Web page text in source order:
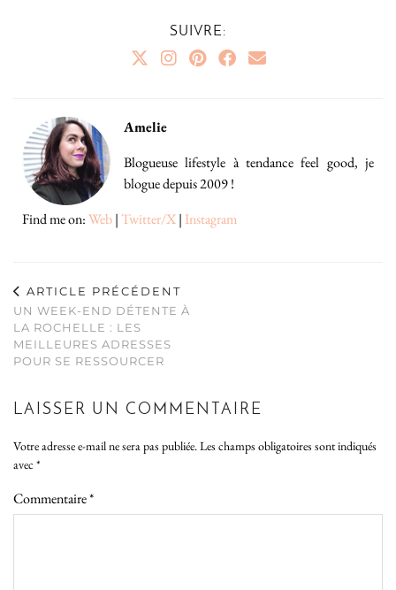
SUIVRE:
Amelie
Blogueuse lifestyle à tendance feel good, je
blogue depuis 2009 !
Find me on:Web|Twitter/X| Instagram
ARTICLE PRÉCÉDENT
UN WEEK-END DÉTENTE À
LA ROCHELLE : LES
MEILLEURES ADRESSES
POUR SE RESSOURCER
LAISSER UN COMMENTAIRE
Votre adresse e-mail ne sera pas publiée.Les champs obligatoires sont indiqués
avec *
Commentaire*